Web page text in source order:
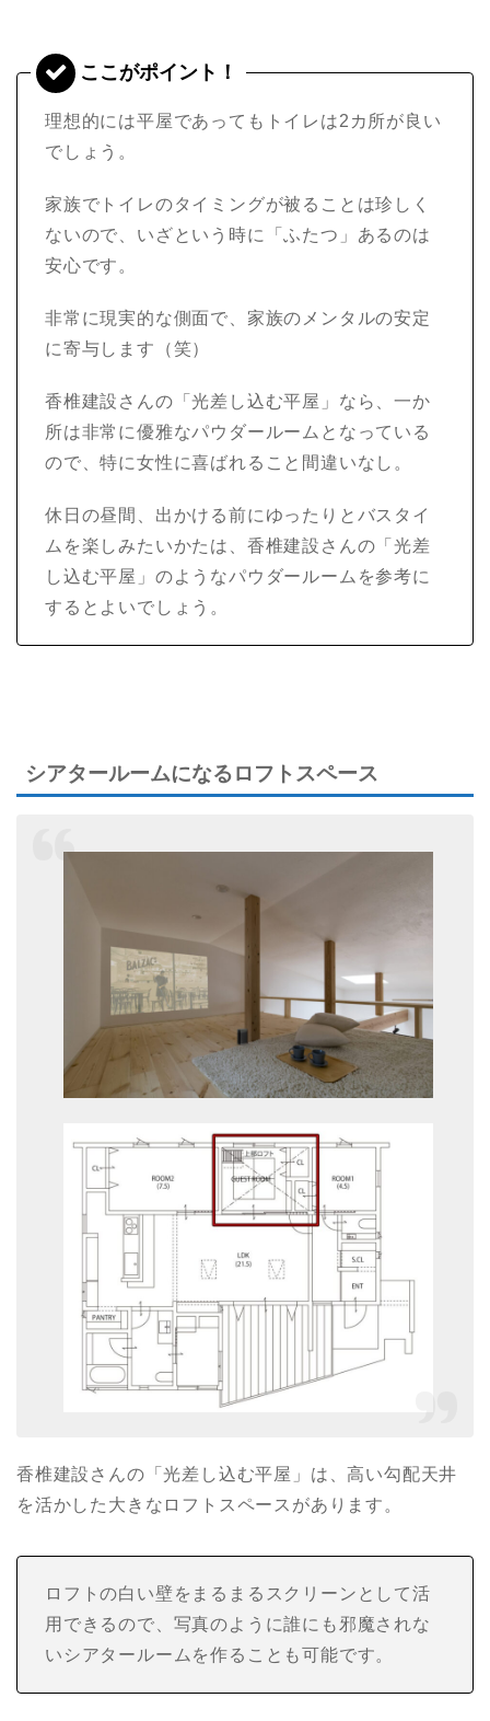
理想的には平屋であってもトイレは2カ所が良い
でしょう。
家族でトイレのタイミングが被ることは珍しく
ないので、いざという時に「ふたつ」あるのは
安心です。
非常に現実的な側面で、家族のメンタルの安定
に寄与します（笑）
香椎建設さんの「光差し込む平屋」なら、一か
所は非常に優雅なパウダールームとなっている
ので、特に女性に喜ばれること間違いなし。
休日の昼間、出かける前にゆったりとバスタイ
ムを楽しみたいかたは、香椎建設さんの「光差
し込む平屋」のようなパウダールームを参考に
するとよいでしょう。
シアタールームになるロフトスペース
香椎建設さんの「光差し込む平屋」は、高い勾配天井
を活かした大きなロフトスペースがあります。
ロフトの白い壁をまるまるスクリーンとして活
用できるので、写真のように誰にも邪魔されな
いシアタールームを作ることも可能です。